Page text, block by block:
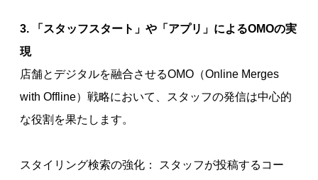
3. 「スタッフスタート」や「アプリ」によるOMOの実
現
店舗とデジタルを融合させるOMO（Online Merges
with Offline）戦略において、スタッフの発信は中心的
な役割を果たします。
スタイリング検索の強化： スタッフが投稿するコー